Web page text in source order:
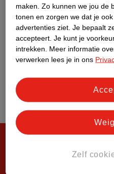
maken. Zo kunnen we jou de
tonen en zorgen we dat je
advertenties ziet. Je bepaalt
accepteert. Je kunt je
intrekken.
Meer informatie
verwerken lees je in ons
Zelf